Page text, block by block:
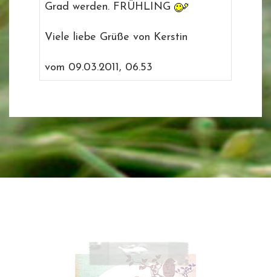
Grad werden. FRÜHLING
Viele liebe Grüße von Kerstin
vom 09.03.2011, 06.53